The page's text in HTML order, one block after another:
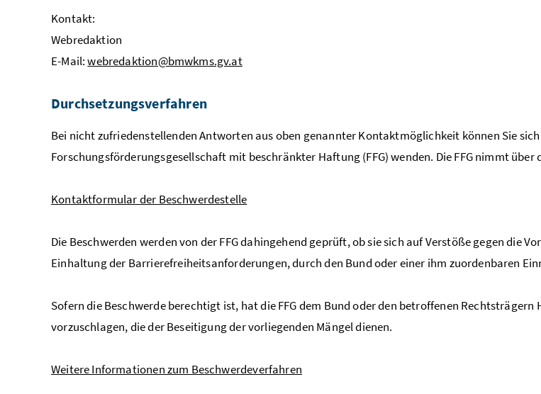
Kontakt:
Webredaktion
E-Mail:webredaktion@bmwkms.gv.at
Durchsetzungsverfahren
Bei nicht zufriedenstellenden Antworten aus oben genannter Kontaktmöglichkeit können Sie
Forschungsförderungsgesellschaft mit beschränkter Haftung (FFG) wenden. Die FFG nimmt
Kontaktformular der Beschwerdestelle
Die Beschwerden werden von der FFG dahingehend geprüft, ob sie sich auf Verstöße gegen die
Einhaltung der Barrierefreiheitsanforderungen, durch den Bund oder einer ihm zuordenbaren
Sofern die Beschwerde berechtigt ist, hat die FFG dem Bund oder den betroffenen
vorzuschlagen, die der Beseitigung der vorliegenden Mängel dienen.
Weitere Informationen zum Beschwerdeverfahren